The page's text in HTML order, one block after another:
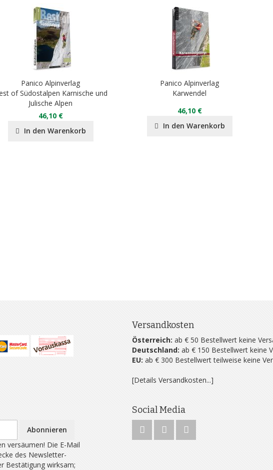
Panico Alpinverlag
of Südostalpen Karnische und
Julische Alpen
46,10 €
In den Warenkorb
Panico Alpinverlag
Karwendel
46,10 €
In den Warenkorb
Versandkosten
Österreich: ab € 50 Bestellwert keine
Deutschland: ab € 150 Bestellwert keine
EU: ab € 300 Bestellwert teilweise keine
[Details Versandkosten...]
Abonnieren
versäumen! Die E-Mail
des Newsletter-
Bestätigung wirksam;
Social Media